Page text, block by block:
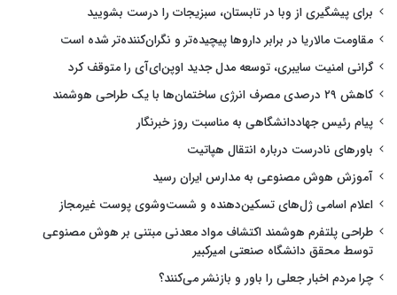
برای پیشگیری از وبا در تابستان، سبزیجات را درست بشویید
مقاومت مالاریا در برابر داروها پیچیده‌تر و نگران‌کننده‌تر شده است
گرانی امنیت سایبری، توسعه مدل جدید اوپن‌ای‌آی را متوقف کرد
کاهش ۲۹ درصدی مصرف انرژی ساختمان‌ها با یک طراحی هوشمند
پیام رئیس جهاددانشگاهی به مناسبت روز خبرنگار
باورهای نادرست درباره انتقال هپاتیت
آموزش هوش مصنوعی به مدارس ایران رسید
اعلام اسامی ژل‌های تسکین‌دهنده و شست‌وشوی پوست غیرمجاز
طراحی پلتفرم هوشمند اکتشاف مواد معدنی مبتنی بر هوش مصنوعی
توسط محقق دانشگاه صنعتی امیرکبیر
چرا مردم اخبار جعلی را باور و بازنشر می‌کنند؟